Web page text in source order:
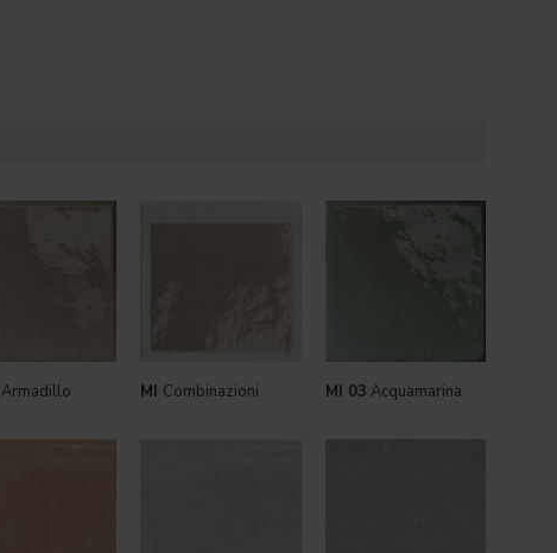
MI Combinazioni MI 03 Acquamarina